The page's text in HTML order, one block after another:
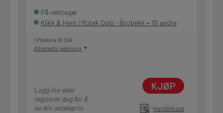
På nettlager
Klikk & Hent i Motek Oslo - Brobekk + 19 andre
1 Pakke a 10 Stk
Alternativ pakning
Logg inn eller
registrer deg for å
se din avtalepris
KJØP
Handleliste